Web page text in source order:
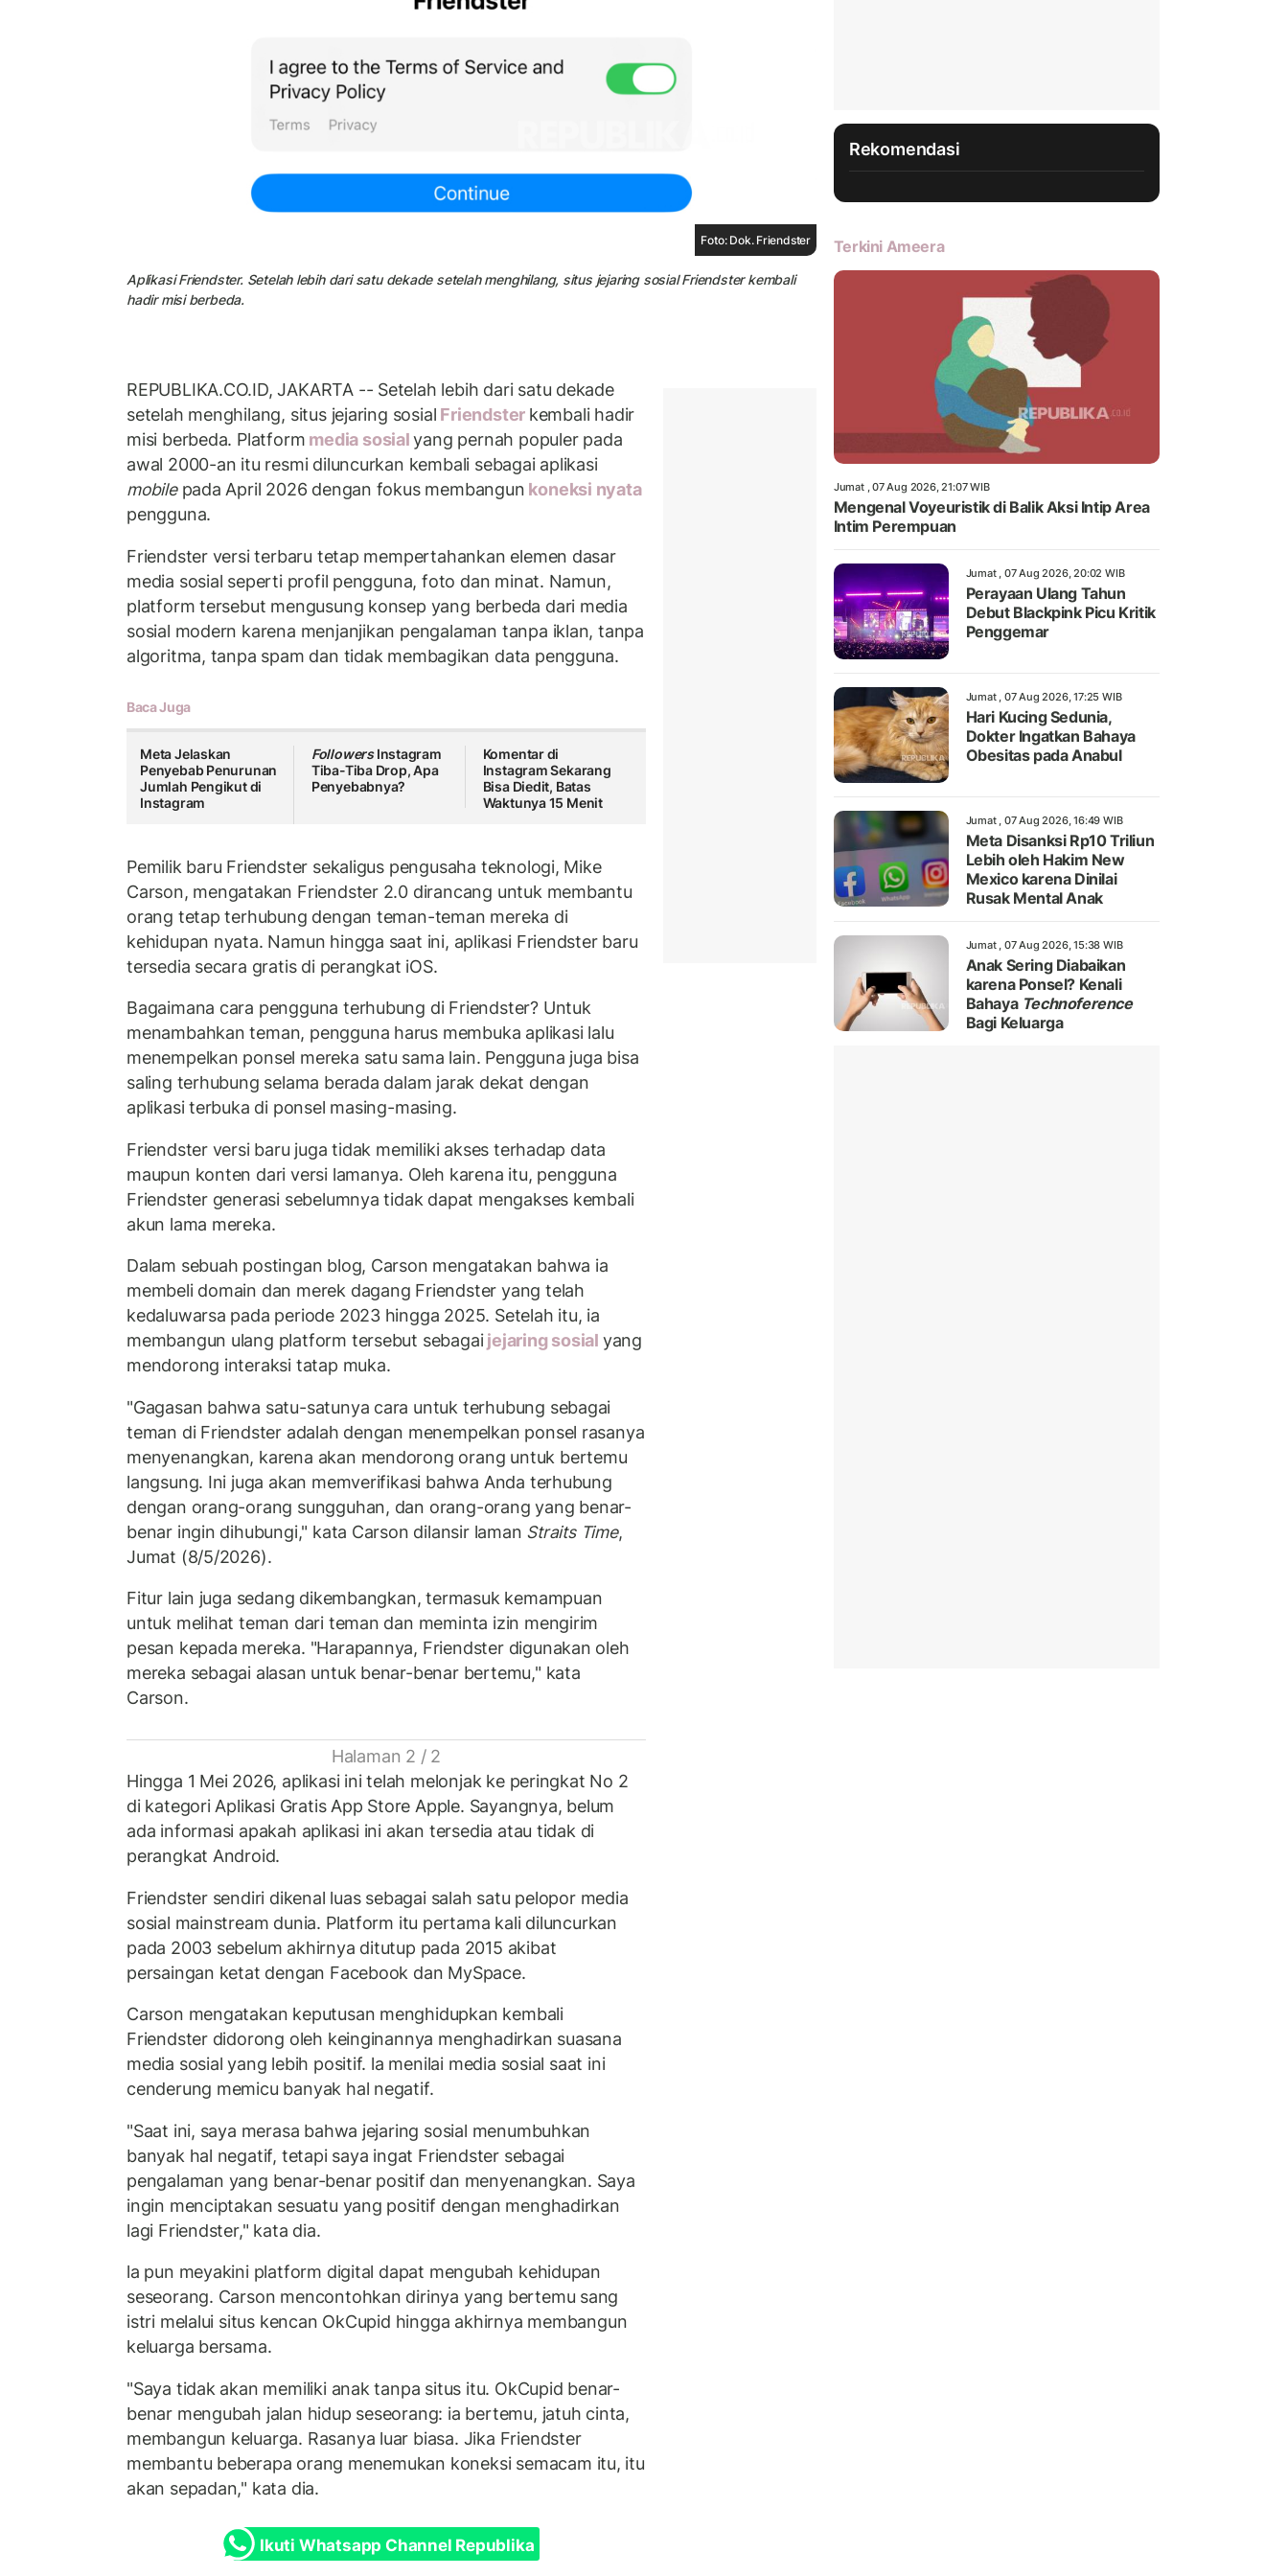
Foto: Dok. Friendster
Aplikasi Friendster. Setelah lebih dari satu dekade setelah menghilang, situs jejaring sosial Friendster kembali
hadir misi berbeda.
REPUBLIKA.CO.ID, JAKARTA -- Setelah lebih dari satu dekade
setelah menghilang, situs jejaring sosial Friendster kembali hadir
misi berbeda. Platform media sosialyang pernah populer pada
awal 2000-an itu resmi diluncurkan kembali sebagai aplikasi
mobilepada April 2026 dengan fokus membangun koneksi nyata
pengguna.
Friendster versi terbaru tetap mempertahankan elemen dasar
media sosial seperti profil pengguna, foto dan minat. Namun,
platform tersebut mengusung konsep yang berbeda dari media
sosial modern karena menjanjikan pengalaman tanpa iklan, tanpa
algoritma, tanpa spam dan tidak membagikan data pengguna.
Baca Juga
Meta Jelaskan
Penyebab Penurunan
Jumlah Pengikut di
Instagram
FollowersInstagram
Tiba-Tiba Drop, Apa
Penyebabnya?
Komentar di
Instagram Sekarang
Bisa Diedit, Batas
Waktunya 15 Menit
Pemilik baru Friendster sekaligus pengusaha teknologi, Mike
Carson, mengatakan Friendster 2.0 dirancang untuk membantu
orang tetap terhubung dengan teman-teman mereka di
kehidupan nyata. Namun hingga saat ini, aplikasi Friendster baru
tersedia secara gratis di perangkat iOS.
Bagaimana cara pengguna terhubung di Friendster? Untuk
menambahkan teman, pengguna harus membuka aplikasi lalu
menempelkan ponsel mereka satu sama lain. Pengguna juga bisa
saling terhubung selama berada dalam jarak dekat dengan
aplikasi terbuka di ponsel masing-masing.
Friendster versi baru juga tidak memiliki akses terhadap data
maupun konten dari versi lamanya. Oleh karena itu, pengguna
Friendster generasi sebelumnya tidak dapat mengakses kembali
akun lama mereka.
Dalam sebuah postingan blog, Carson mengatakan bahwa ia
membeli domain dan merek dagang Friendster yang telah
kedaluwarsa pada periode 2023 hingga 2025. Setelah itu, ia
membangun ulang platform tersebut sebagaijejaring sosial yang
mendorong interaksi tatap muka.
"Gagasan bahwa satu-satunya cara untuk terhubung sebagai
teman di Friendster adalah dengan menempelkan ponsel rasanya
menyenangkan, karena akan mendorong orang untuk bertemu
langsung. Ini juga akan memverifikasi bahwa Anda terhubung
dengan orang-orang sungguhan, dan orang-orang yang benar-
benar ingin dihubungi," kata Carson dilansir laman Straits Time,
Jumat (8/5/2026).
Fitur lain juga sedang dikembangkan, termasuk kemampuan
untuk melihat teman dari teman dan meminta izin mengirim
pesan kepada mereka. "Harapannya, Friendster digunakan oleh
mereka sebagai alasan untuk benar-benar bertemu," kata
Carson.
Halaman 2 / 2
Hingga 1 Mei 2026, aplikasi ini telah melonjak ke peringkat No 2
di kategori Aplikasi Gratis App Store Apple. Sayangnya, belum
ada informasi apakah aplikasi ini akan tersedia atau tidak di
perangkat Android.
Friendster sendiri dikenal luas sebagai salah satu pelopor media
sosial mainstream dunia. Platform itu pertama kali diluncurkan
pada 2003 sebelum akhirnya ditutup pada 2015 akibat
persaingan ketat dengan Facebook dan MySpace.
Carson mengatakan keputusan menghidupkan kembali
Friendster didorong oleh keinginannya menghadirkan suasana
media sosial yang lebih positif. la menilai media sosial saat ini
cenderung memicu banyak hal negatif.
"Saat ini, saya merasa bahwa jejaring sosial menumbuhkan
banyak hal negatif, tetapi saya ingat Friendster sebagai
pengalaman yang benar-benar positif dan menyenangkan. Saya
ingin menciptakan sesuatu yang positif dengan menghadirkan
lagi Friendster," kata dia.
la pun meyakini platform digital dapat mengubah kehidupan
seseorang. Carson mencontohkan dirinya yang bertemu sang
istri melalui situs kencan OkCupid hingga akhirnya membangun
keluarga bersama.
"Saya tidak akan memiliki anak tanpa situs itu. OkCupid benar-
benar mengubah jalan hidup seseorang: ia bertemu, jatuh cinta,
membangun keluarga. Rasanya luar biasa. Jika Friendster
membantu beberapa orang menemukan koneksi semacam itu, itu
akan sepadan," kata dia.
Ikuti Whatsapp Channel Republika
Rekomendasi
Terkini Ameera
Jumat , 07 Aug 2026, 21:07 WIB
Mengenal Voyeuristik di Balik Aksi Intip Area
Intim Perempuan
Jumat , 07 Aug 2026, 20:02 WIB
Perayaan Ulang Tahun
Debut Blackpink Picu Kritik
Penggemar
Jumat , 07 Aug 2026, 17:25 WIB
Hari Kucing Sedunia,
Dokter Ingatkan Bahaya
Obesitas pada Anabul
Jumat , 07 Aug 2026, 16:49 WIB
Meta Disanksi Rp10 Triliun
Lebih oleh Hakim New
Mexico karena Dinilai
Rusak Mental Anak
Jumat , 07 Aug 2026, 15:38 WIB
Anak Sering Diabaikan
karena Ponsel? Kenali
Bahaya Technoference
Bagi Keluarga